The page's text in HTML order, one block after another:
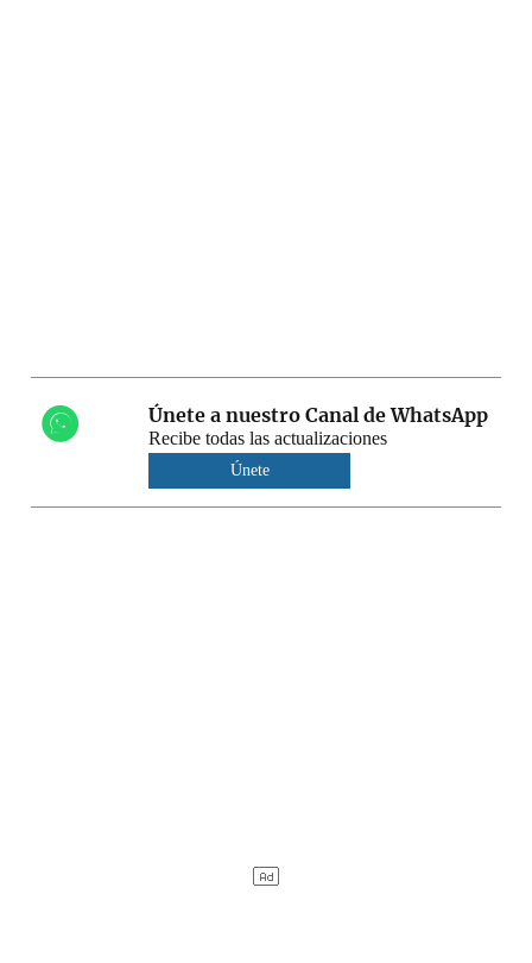
Únete a nuestro Canal de WhatsApp
Recibe todas las actualizaciones
Únete